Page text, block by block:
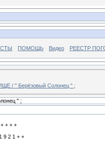
ПОМОЩЬ Видео РЕЕСТР
/ " Берёзовый Солонец " ;
" ;
+ + +
9 2 1 + +